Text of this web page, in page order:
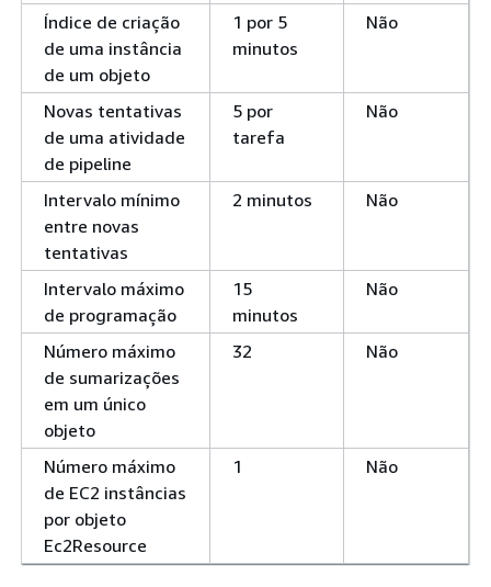
Índice de criação
de uma instância
de um objeto
1 por 5
minutos
Não
Novas tentativas
de uma atividade
de pipeline
5 por
tarefa
Não
Intervalo mínimo
entre novas
tentativas
2 minutos Não
Intervalo máximo
de programação
15
minutos
Não
Número máximo
de sumarizações
em um único
objeto
32 Não
Número máximo
de EC2 instâncias
por objeto
Ec2Resource
1 Não